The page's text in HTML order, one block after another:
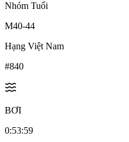
Nhóm Tuổi
M40-44
Hạng Việt Nam
#840
BƠI
0:53:59